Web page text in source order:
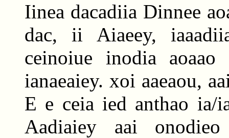
Iinea dacadiia Dinnee
dac, ii Aiaeey,
ceinoiue inodia
ianaeaiey. xoi aaeaou,
E e ceia ied anthao ia/
Aadiaiey aai